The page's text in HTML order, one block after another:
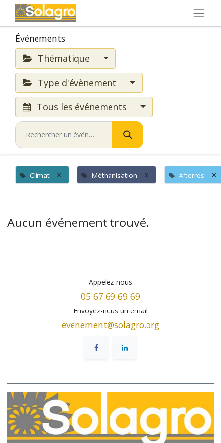
Événements
Thématique
Type d'évènement
Tous les événements
Climat × Méthanisation × Afterres ×
Aucun événement trouvé.
Appelez-nous
05 67 69 69 69
Envoyez-nous un email
evenement@solagro.org